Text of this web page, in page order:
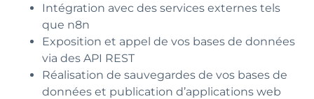
Intégration avec des services externes tels
que n8n
Exposition et appel de vos bases de données
via des API REST
Réalisation de sauvegardes de vos bases de
données et publication d’applications web